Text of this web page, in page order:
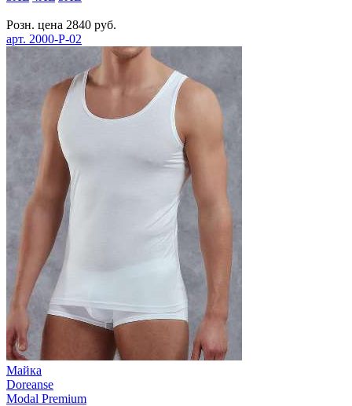
Розн. цена 2840 руб.
арт. 2000-P-02
Майка
Doreanse
Modal Premium